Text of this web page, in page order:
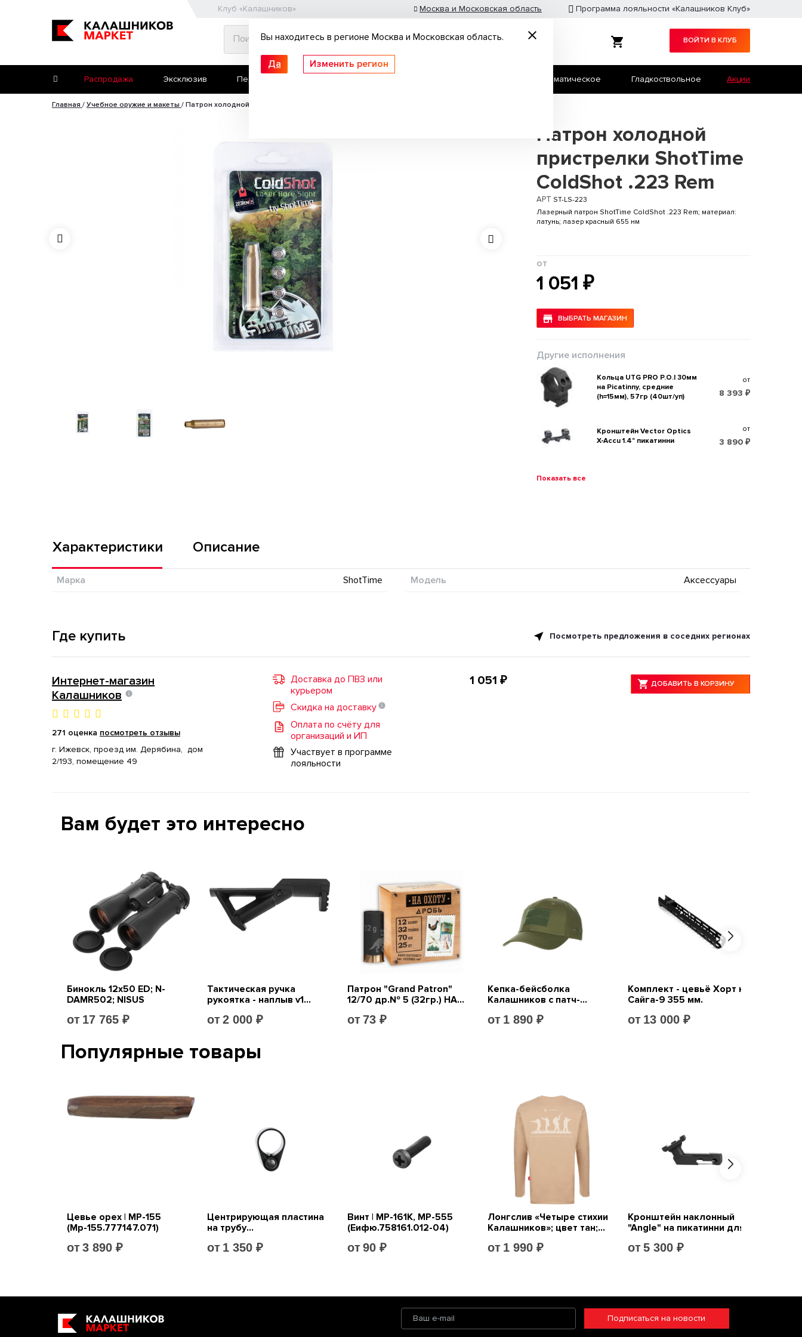
Вы находитесь в регионе Москва и Московская область.
Да Изменить регион
Клуб «Калашников» Москва и Московская область Программа лояльности «Калашников Клуб»
ВОЙТИ В КЛУБ
Распродажа Эксклюзив Первое ружьё Травматическое Гладкоствольное
Второе ружьё Пневматические пистолеты
Акции
Главная / Учебное оружие и макеты / Патрон холодной пристрелки ShotTime ColdShot .223 Rem
Патрон холодной
пристрелки ShotTime
ColdShot .223 Rem
АРТ ST-LS-223
Лазерный патрон ShotTime ColdShot .223 Rem; материал:
латунь; лазер красный 655 нм
от
1 051 ₽
ВЫБРАТЬ МАГАЗИН
Другие исполнения
Кольца UTG PRO P.O.I 30мм
на Picatinny, средние
(h=15мм), 57гр (40шт/уп)
от
8 393 ₽
Кронштейн Vector Optics
X-Accu 1.4" пикатинни
от
3 890 ₽
Показать все
Характеристики Описание
Марка ShotTime Модель Аксессуары
Где купить Посмотреть предложения в соседних регионах
Интернет-магазин
Калашников
271 оценка посмотреть отзывы
г. Ижевск, проезд им. Дерябина, дом
2/193, помещение 49
Доставка до ПВЗ или
курьером
Скидка на доставку
Оплата по счёту для
организаций и ИП
Участвует в программе
лояльности
1 051 ₽ ДОБАВИТЬ В КОРЗИНУ
Подписаться на новости